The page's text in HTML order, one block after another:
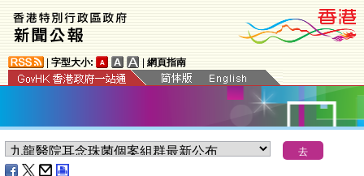
字型大小: 網頁指南